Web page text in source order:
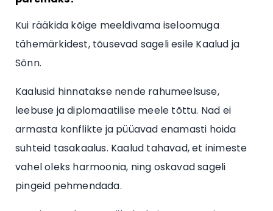
Kui rääkida kõige meeldivama iseloomuga
tähemärkidest, tõusevad sageli esile Kaalud ja
Sõnn.
Kaalusid hinnatakse nende rahumeelsuse,
leebuse ja diplomaatilise meele tõttu. Nad ei
armasta konflikte ja püüavad enamasti hoida
suhteid tasakaalus. Kaalud tahavad, et inimeste
vahel oleks harmoonia, ning oskavad sageli
pingeid pehmendada.